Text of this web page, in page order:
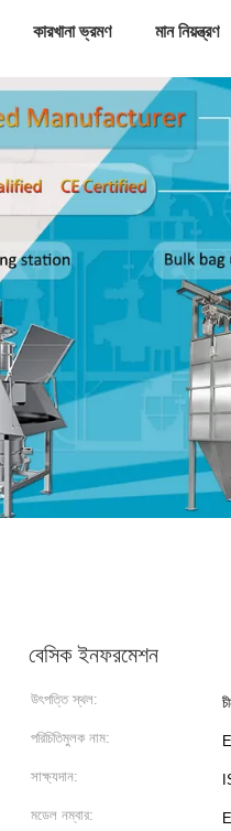
কারখানা ভ্রমণ মান নিয়ন্ত্রণ
বেসিক ইনফরমেশন
উৎপত্তি স্থল:
পরিচিতিমুলক নাম:
সাক্ষ্যদান:
মডেল নম্বার: